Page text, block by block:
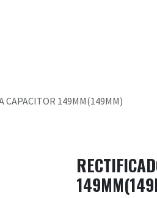
CAPACITOR 149MM(149MM)